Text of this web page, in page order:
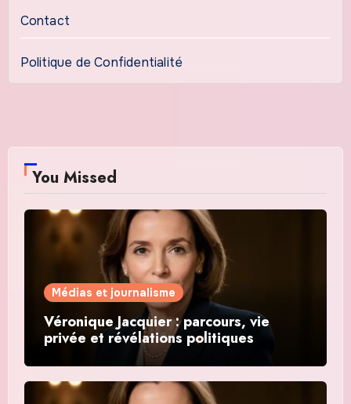
Contact
Politique de Confidentialité
You Missed
Médias et journalisme
Véronique Jacquier : parcours, vie
privée et révélations politiques